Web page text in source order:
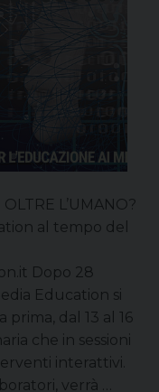
L’UMANO?
al tempo del
Dopo 28
Education si
dal 13 al 16
che in sessioni
interattivi.
verrà …